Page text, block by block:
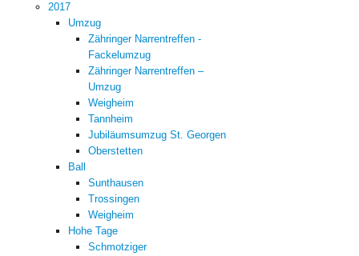
2017
Umzug
Zähringer Narrentreffen -
Fackelumzug
Zähringer Narrentreffen –
Umzug
Weigheim
Tannheim
Jubiläumsumzug St. Georgen
Oberstetten
Ball
Sunthausen
Trossingen
Weigheim
Hohe Tage
Schmotziger